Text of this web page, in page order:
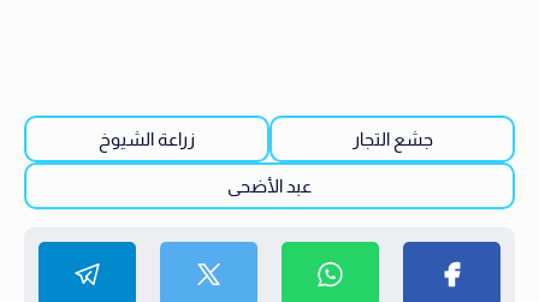
جشع التجار زراعة الشيوخ
عبد الأضحى